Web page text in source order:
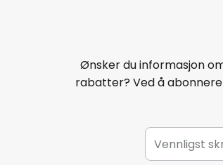
Ønsker du informasjon
rabatter? Ved å